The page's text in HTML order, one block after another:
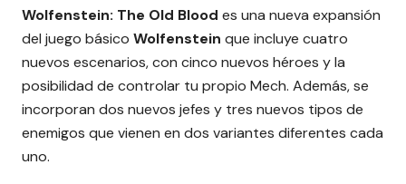
Wolfenstein: The Old Blood es una nueva expansión
del juego básico Wolfenstein que incluye cuatro
nuevos escenarios, con cinco nuevos héroes y la
posibilidad de controlar tu propio Mech. Además, se
incorporan dos nuevos jefes y tres nuevos tipos de
enemigos que vienen en dos variantes diferentes cada
uno.